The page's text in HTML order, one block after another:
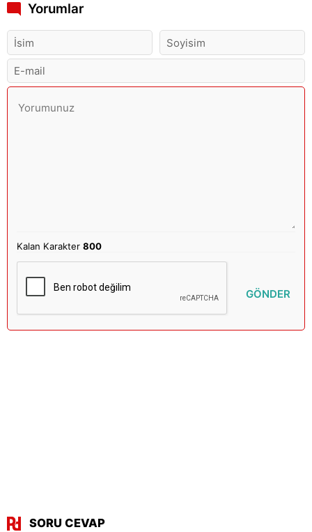
Yorumlar
Kalan Karakter800
GÖNDER
SORU CEVAP